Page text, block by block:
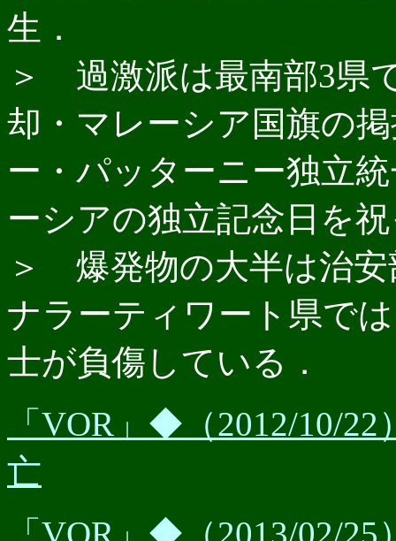
生．
＞ 過激派は最南部3県
却・マレーシア国旗の
ー・パッターニー独立
ーシアの独立記念日を
＞ 爆発物の大半は治
ナラーティワート県で
士が負傷している．
「VOR」◆（2012/10/
亡